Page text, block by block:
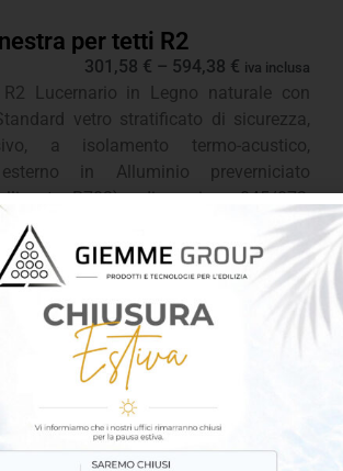
per tetti R2
301,58 € – 594,38 € iva inclusa
R2 Lucernario in Legno naturale con
vetro stratificato di sicurezza,
a isolamento termo-acustico,
in Alluminio preverniciato
R703) , dimensione 045/073;
nella parte superiore; senza
dei nostri clienti
65 recensioni
byGoogle